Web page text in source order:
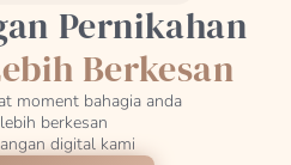
Pernikahan
Berkesan
moment bahagia anda
berkesan
digital kami